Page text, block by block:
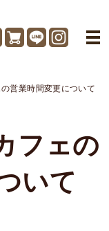
営業時間変更について
フェの
いて